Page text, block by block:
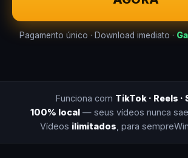
Pagamento único · Download imediato ·
Funciona com TikTok · Reels
100% local — seus vídeos nunca
Vídeos ilimitados , para sempre